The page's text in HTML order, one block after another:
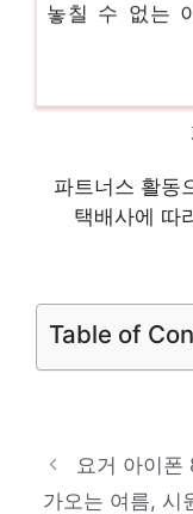
혜택 가득,
본문
스틸시리즈
엘디엑크스
파트너스 활동
택배사에 따
Table of
요거 아이폰
가오는 여름, 시